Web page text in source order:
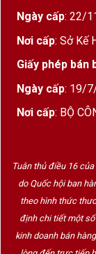
Ngày cấp: 22/
Nơi cấp: Sở Kế
Giấy phép bán
Ngày cấp: 19/
Nơi cấp: BỘ
Tuân thủ điều 16
do Quốc hội ban
theo hình thức
định chi tiết một
kinh doanh bán